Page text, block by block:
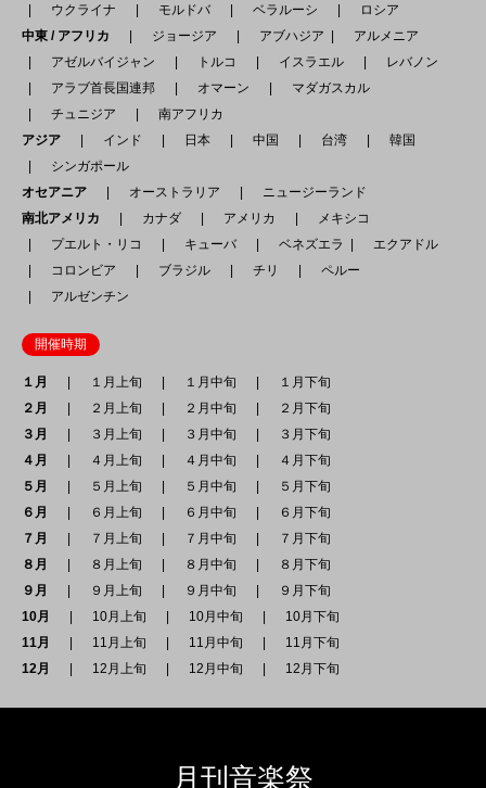
ウクライナ
モルドバ ベラルーシ
ロシア
中東 / アフリカ
ジョージア アブハジア
アルメニア
アゼルバイジャン
トルコ イスラエル
レバノン
アラブ首長国連邦
オマーン
マダガスカル
チュニジア
南アフリカ
アジア
インド 日本 中国 台湾
韓国
シンガポール
オセアニア
オーストラリア
ニュージーランド
南北アメリカ
カナダ アメリカ
メキシコ
プエルト・リコ
キューバ ベネズエラ
エクアドル
コロンビア
ブラジル チリ
ペルー
アルゼンチン
開催時期
１月 １月上旬 １月中旬
１月下旬
２月
２月上旬 ２月中旬
２月下旬
３月
３月上旬 ３月中旬
３月下旬
４月
４月上旬 ４月中旬
４月下旬
５月
５月上旬 ５月中旬
５月下旬
６月
６月上旬 ６月中旬
６月下旬
７月
７月上旬 ７月中旬
７月下旬
８月
８月上旬 ８月中旬
８月下旬
９月
９月上旬 ９月中旬
９月下旬
10月
10月上旬 10月中旬
10月下旬
11月
11月上旬 11月中旬
11月下旬
12月
12月上旬 12月中旬 12月下旬
月刊音楽祭